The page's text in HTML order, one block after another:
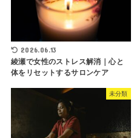
2026.06.13
綾瀬で女性のストレス解消｜心と
体をリセットするサロンケア
未分類